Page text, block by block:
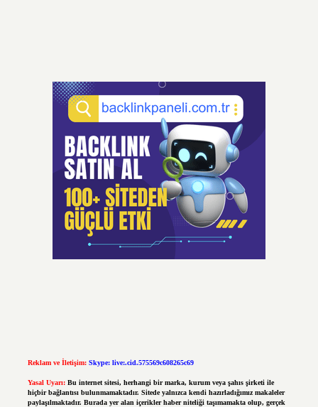
Reklam ve İletişim: Skype: live:.cid.575569c608265c69
Yasal Uyarı: Bu internet sitesi, herhangi bir marka, kurum veya şahıs şirketi ile
hiçbir bağlantısı bulunmamaktadır. Sitede yalnızca kendi hazırladığımız makaleler
paylaşılmaktadır. Burada yer alan içerikler haber niteliği taşımamakta olup, gerçek